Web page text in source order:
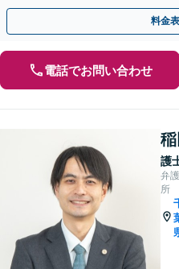
功報酬型】
料金
電話でお問い合わせ
護
弁
所